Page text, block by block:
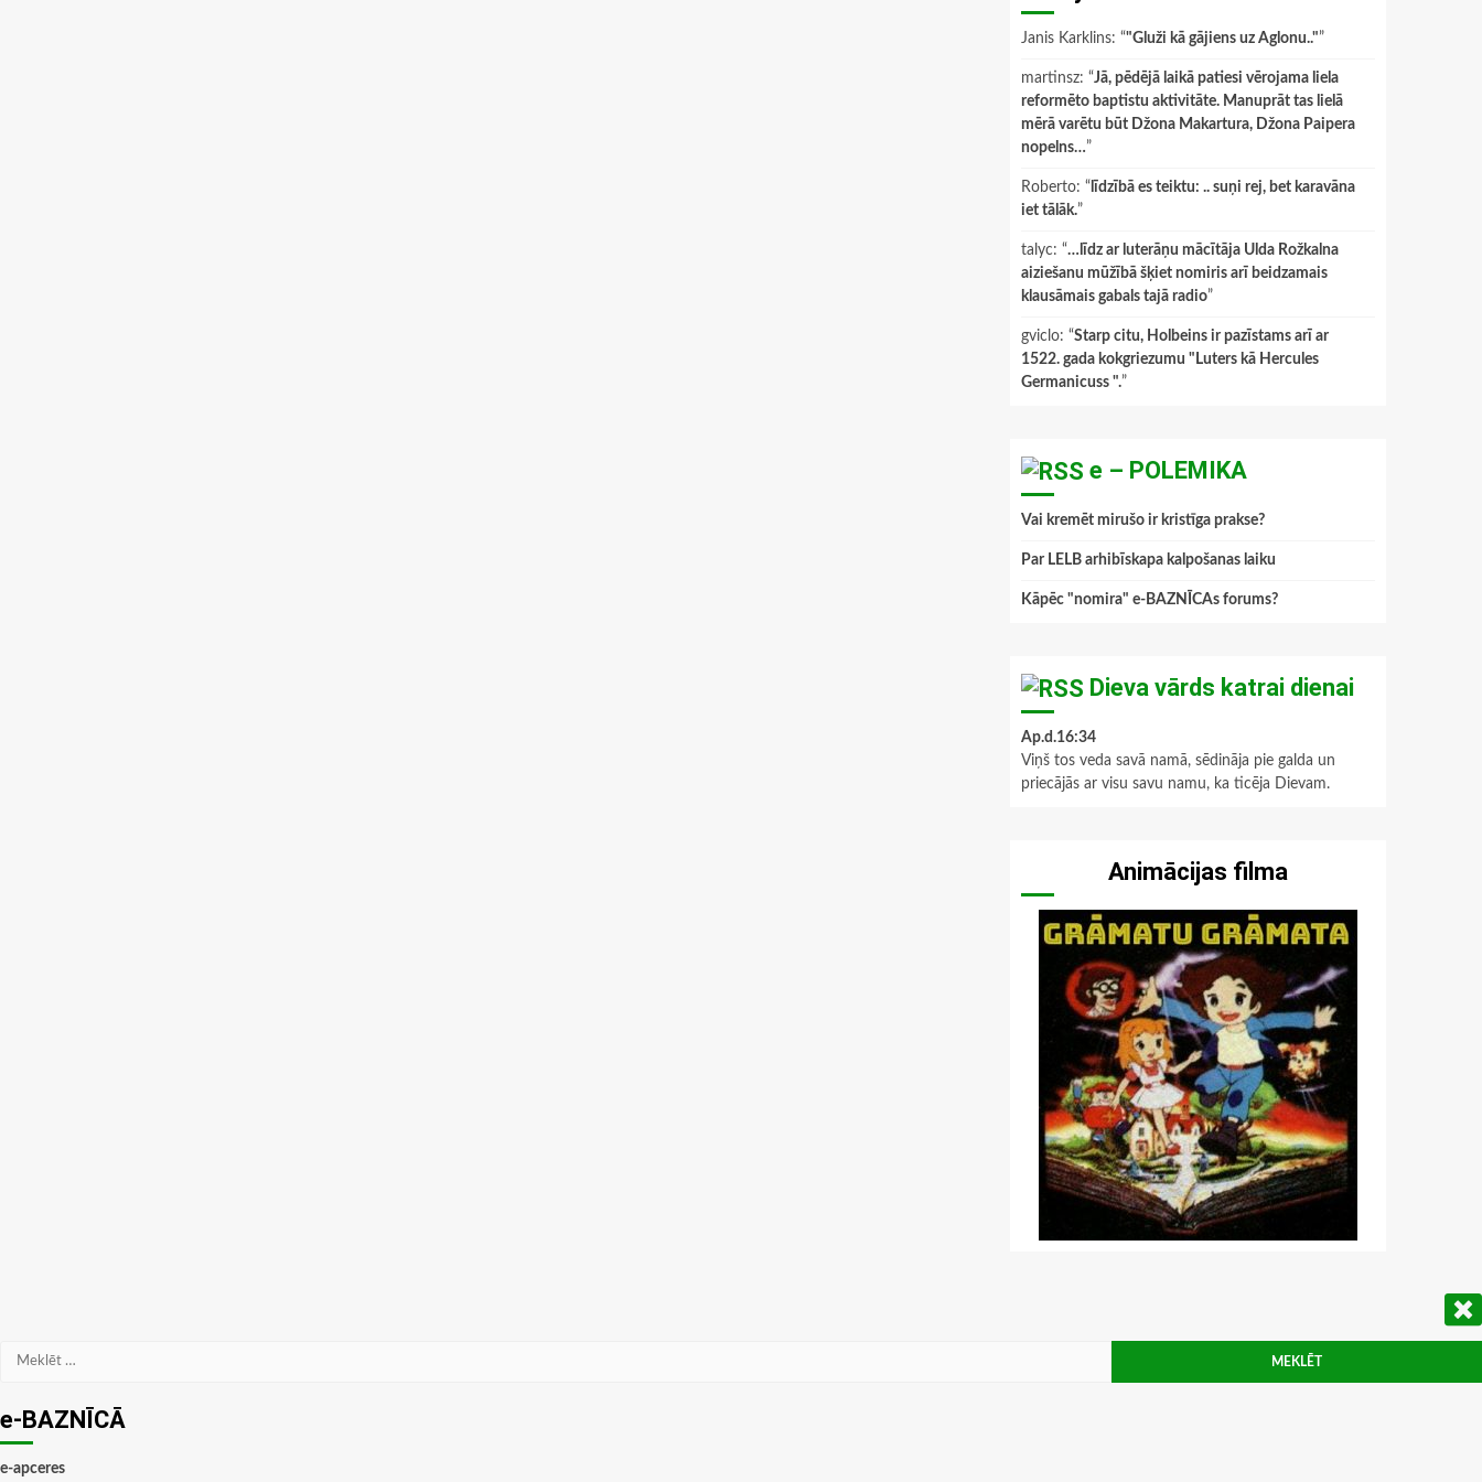
Janis Karklins: “"Gluži kā gājiens uz Aglonu.."”
martinsz: “Jā, pēdējā laikā patiesi vērojama liela
reformēto baptistu aktivitāte. Manuprāt tas lielā
mērā varētu būt Džona Makartura, Džona Paipera
nopelns…”
Roberto: “ līdzībā es teiktu: .. suņi rej, bet karavāna
iet tālāk.”
talyc: “…līdz ar luterāņu mācītāja Ulda Rožkalna
aiziešanu mūžībā šķiet nomiris arī beidzamais
klausāmais gabals tajā radio”
gviclo: “Starp citu, Holbeins ir pazīstams arī ar
1522. gada kokgriezumu "Luters kā Hercules
Germanicuss ".”
e – POLEMIKA
Vai kremēt mirušo ir kristīga prakse?
Par LELB arhibīskapa kalpošanas laiku
Kāpēc "nomira" e-BAZNĪCAs forums?
Dieva vārds katrai dienai
Ap.d.16:34
Viņš tos veda savā namā, sēdināja pie galda un
priecājās ar visu savu namu, ka ticēja Dievam.
Animācijas filma
Meklēt:
e-BAZNĪCĀ
e-apceres